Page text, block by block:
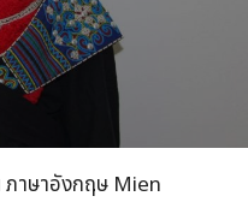
ภาษาอังกฤษ Mien